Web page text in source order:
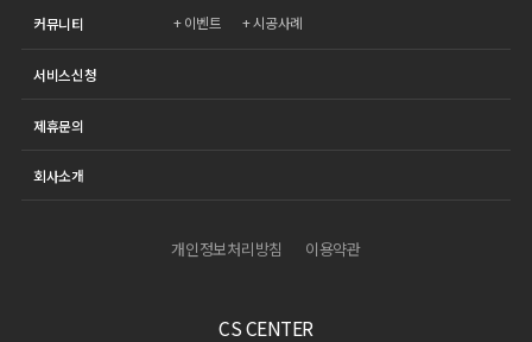
커뮤니티 이벤트 시공사례
서비스신청
제휴문의
회사소개
개인정보처리방침 이용약관
CS CENTER